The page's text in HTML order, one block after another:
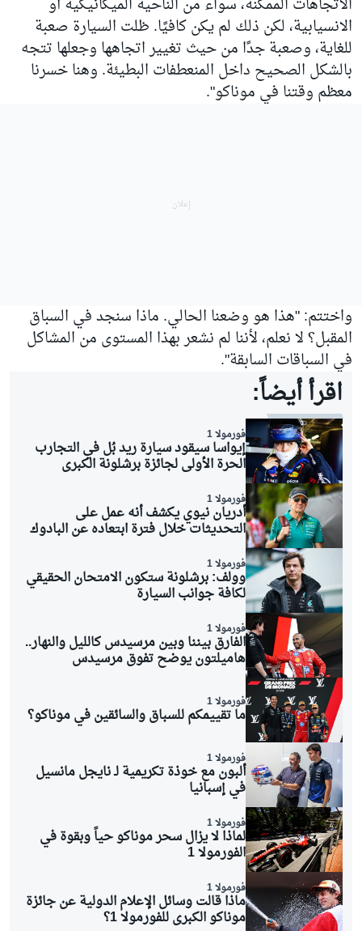
الانسيابية، لكن ذلك لم يكن كافيًا. ظلت السيارة صعبة
للغاية، وصعبة جدًا من حيث تغيير اتجاهها وجعلها تتجه
بالشكل الصحيح داخل المنعطفات البطيئة. وهنا خسرنا
معظم وقتنا في موناكو".
واختتم: "هذا هو وضعنا الحالي. ماذا سنجد في السباق
المقبل؟ لا نعلم، لأننا لم نشعر بهذا المستوى من المشاكل
في السباقات السابقة".
اقرأ أيضاً:
فورمولا 1
إيواسا سيقود سيارة ريد بُل في التجارب
الحرة الأولى لجائزة برشلونة الكبرى
فورمولا 1
أدريان نيوي يكشف أنه عمل على
التحديثات خلال فترة ابتعاده عن البادوك
فورمولا 1
وولف: برشلونة ستكون الامتحان الحقيقي
لكافة جوانب السيارة
فورمولا 1
الفارق بيننا وبين مرسيدس كالليل والنهار..
هاميلتون يوضح تفوق مرسيدس
فورمولا 1
ما تقييمكم للسباق والسائقين في موناكو؟
فورمولا 1
ألبون مع خوذة تكريمية لـ نايجل مانسيل
في إسبانيا
فورمولا 1
لماذا لا يزال سحر موناكو حياً وبقوة في
الفورمولا 1
فورمولا 1
ماذا قالت وسائل الإعلام الدولية عن جائزة
موناكو الكبرى للفورمولا 1؟